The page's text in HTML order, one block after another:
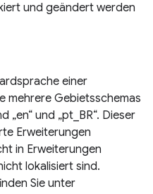
und geändert werden
einer
mehrere Gebietsschemas
„en“ und „pt_BR“. Dieser
Erweiterungen
in Erweiterungen
lokalisiert sind.
Sie unter